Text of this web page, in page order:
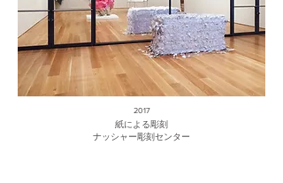
2017
紙による彫刻
ナッシャー彫刻センター